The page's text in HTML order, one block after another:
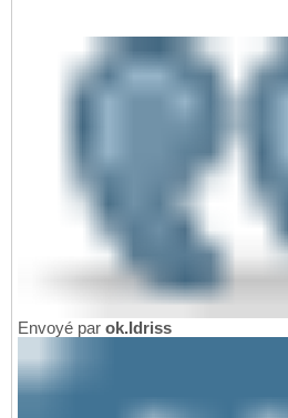
Envoyé par ok.Idriss